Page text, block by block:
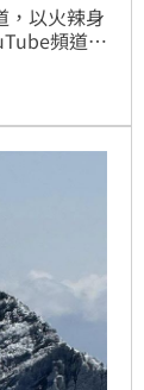
，以火辣身
頻道，
大片背後